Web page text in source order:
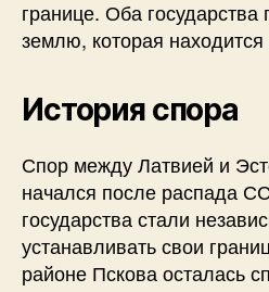
границе. Оба государства
землю, которая
История спора
Спор между Латвией и
начался после распада
государства стали
устанавливать свои
районе Пскова осталась